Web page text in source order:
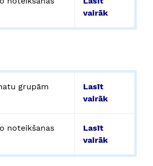
vairāk
grupām
Lasīt
vairāk
noteikšanas
Lasīt
vairāk